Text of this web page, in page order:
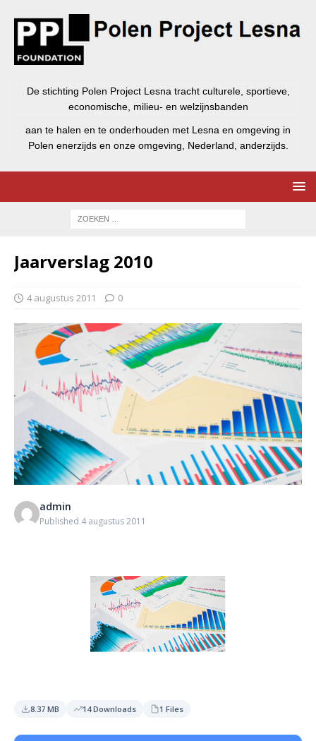
De stichting Polen Project Lesna tracht culturele, sportieve,
economische, milieu- en welzijnsbanden
aan te halen en te onderhouden met Lesna en omgeving in
Polen enerzijds en onze omgeving, Nederland, anderzijds.
Jaarverslag 2010
4 augustus 2011 0
admin
Published 4 augustus 2011
8.37 MB 14 Downloads 1 Files